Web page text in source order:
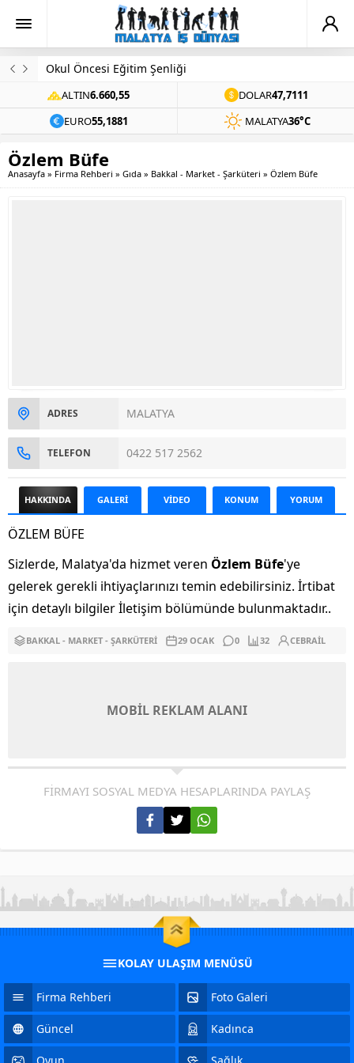
Okul Öncesi Eğitim Şenliği
ALTIN6.660,55 DOLAR47,7111
EURO55,1881 MALATYA36°C
Özlem Büfe
Anasayfa » Firma Rehberi » Gıda » Bakkal - Market - Şarküteri » Özlem Büfe
ADRES MALATYA
TELEFON 0422 517 2562
HAKKINDA GALERİ VİDEO KONUM YORUM
ÖZLEM BÜFE
Sizlerde, Malatya'da hizmet veren Özlem Büfe'ye
gelerek gerekli ihtiyaçlarınızı temin edebilirsiniz. İrtibat
için detaylı bilgiler İletişim bölümünde bulunmaktadır..
BAKKAL - MARKET - ŞARKÜTERI 29 OCAK 0 32 CEBRAIL
MOBİL REKLAM ALANI
FİRMAYI SOSYAL MEDYA HESAPLARINDA PAYLAŞ
KOLAY ULAŞIM MENÜSÜ
Firma Rehberi Foto Galeri
Güncel Kadınca